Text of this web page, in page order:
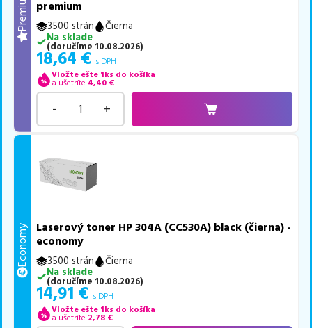
Premium
premium
3500 strán
Čierna
Na sklade
(doručíme 10.08.2026)
18,64 € s DPH
Vložte ešte 1ks do košíka
a ušetríte 4,40 €
- +
Economy
Laserový toner HP 304A (CC530A) black (čierna) -
economy
3500 strán
Čierna
Na sklade
(doručíme 10.08.2026)
14,91 € s DPH
Vložte ešte 1ks do košíka
a ušetríte 2,78 €